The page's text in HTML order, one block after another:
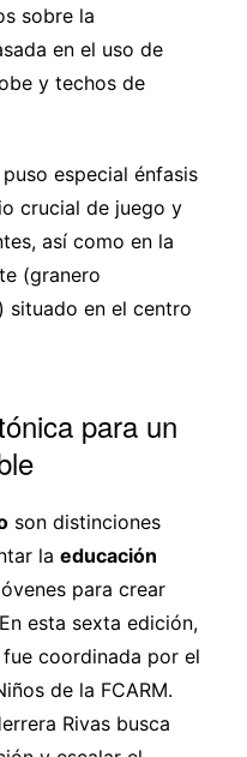
sobre la
en el uso de
y techos de
especial énfasis
crucial de juego y
así como en la
(granero
situado en el centro
para un
son distinciones
la educación
para crear
esta sexta edición,
coordinada por el
de la FCARM.
Rivas busca